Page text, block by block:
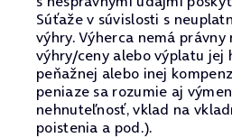
Súťaže v súvislosti s
výhry. Výherca nemá právny
výhry/ceny alebo výplatu jej
peňažnej alebo inej
peniaze sa rozumie aj
nehnuteľnosť, vklad na
poistenia a pod.).